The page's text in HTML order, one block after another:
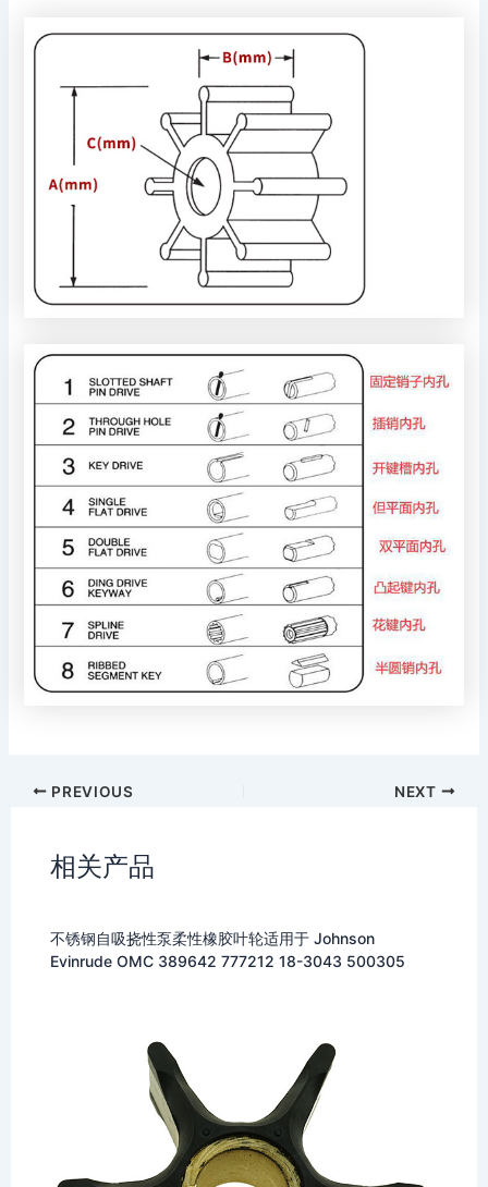
PREVIOUS NEXT
相关产品
不锈钢自吸挠性泵柔性橡胶叶轮适用于 Johnson
Evinrude OMC 389642 777212 18-3043 500305